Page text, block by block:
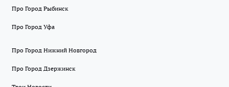
Про Город Рыбинск
Про Город Уфа
Про Город Нижний Новгород
Про Город Дзержинск